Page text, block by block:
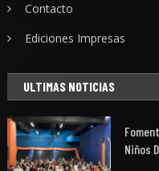
Contacto
Ediciones Impresas
ULTIMAS NOTICIAS
Niños